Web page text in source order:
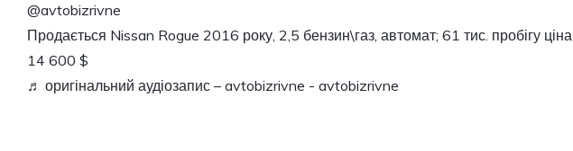
@avtobizrivne
Продається Nissan Rogue 2016 року, 2,5 бензин\газ, автомат; 61 тис. пробігу ціна
14 600 $
♬ оригінальний аудіозапис – avtobizrivne - avtobizrivne